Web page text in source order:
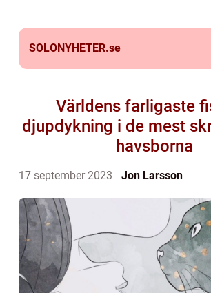
SOLONYHETER.se
Världens farligaste
djupdykning i de mest
havsborna
17 september 2023 Jon Larsson